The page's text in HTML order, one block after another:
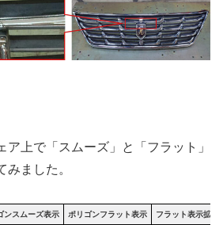
ア上で「スムーズ」と「フラット」
みました。
ンスムーズ表示 ポリゴンフラット表示 フラット表示拡大